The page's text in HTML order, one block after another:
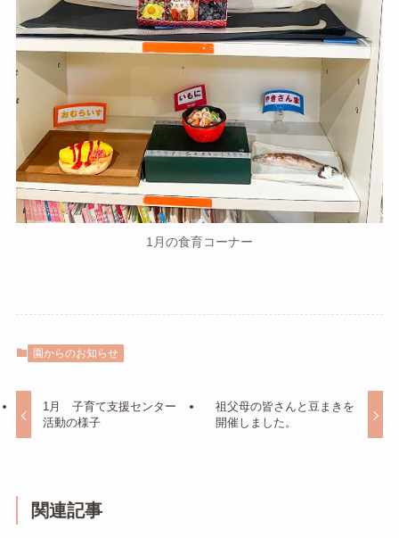
1月の食育コーナー
園からのお知らせ
1月 子育て支援センター
活動の様子
祖父母の皆さんと豆まきを
開催しました。
関連記事